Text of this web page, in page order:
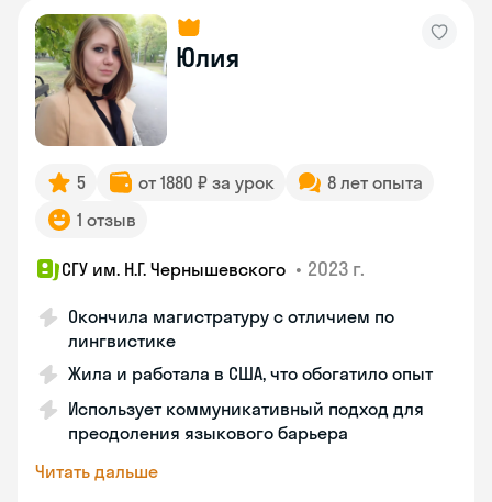
Юлия
5 от 1880 ₽ за урок
8 лет опыта
1 отзыв
СГУ им. Н.Г. Чернышевского • 2023 г.
Окончила магистратуру с отличием по
лингвистике
Жила и работала в США, что обогатило опыт
Использует коммуникативный подход для
преодоления языкового барьера
Читать дальше